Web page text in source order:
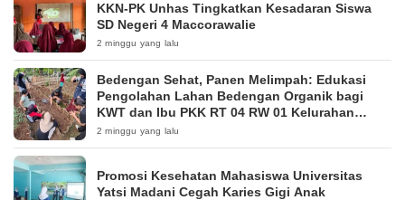
KKN-PK Unhas Tingkatkan Kesadaran Siswa
SD Negeri 4 Maccorawalie
2 minggu yang lalu
Bedengan Sehat, Panen Melimpah: Edukasi
Pengolahan Lahan Bedengan Organik bagi
KWT dan Ibu PKK RT 04 RW 01 Kelurahan
Pakintelan
2 minggu yang lalu
Promosi Kesehatan Mahasiswa Universitas
Yatsi Madani Cegah Karies Gigi Anak